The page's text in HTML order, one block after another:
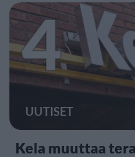
4
UUTISET
Kela muuttaa